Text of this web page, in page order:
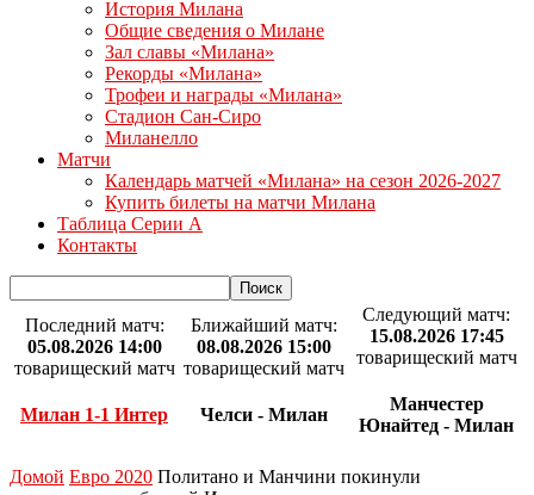
История Милана
Общие сведения о Милане
Зал славы «Милана»
Рекорды «Милана»
Трофеи и награды «Милана»
Стадион Сан-Сиро
Миланелло
Матчи
Календарь матчей «Милана» на сезон 2026-2027
Купить билеты на матчи Милана
Таблица Серии А
Контакты
Последний матч:
05.08.2026 14:00
товарищеский матч
Милан 1-1 Интер
Ближайший матч:
08.08.2026 15:00
товарищеский матч
Челси - Милан
Следующий матч:
15.08.2026 17:45
товарищеский матч
Манчестер
Юнайтед - Милан
Домой Евро 2020 Политано и Манчини покинули